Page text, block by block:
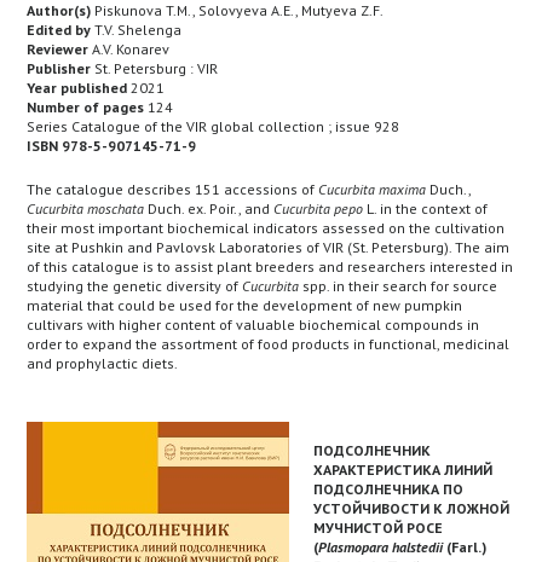
Author(s) Piskunova T.M., Solovyeva A.E., Mutyeva Z.F.
Edited by T.V. Shelenga
Reviewer A.V. Konarev
Publisher St. Petersburg : VIR
Year published 2021
Number of pages 124
Series Catalogue of the VIR global collection ; issue 928
ISBN 978-5-907145-71-9
The catalogue describes 151 accessions ofCucurbita maxima Duch.,
Cucurbita moschata Duch. ex. Poir., andCucurbita pepo L. in the context of
their most important biochemical indicators assessed on the cultivation
site at Pushkin and Pavlovsk Laboratories of VIR (St. Petersburg). The aim
of this catalogue is to assist plant breeders and researchers interested in
studying the genetic diversity ofCucurbita spp. in their search for source
material that could be used for the development of new pumpkin
cultivars with higher content of valuable biochemical compounds in
order to expand the assortment of food products in functional, medicinal
and prophylactic diets.
ПОДСОЛНЕЧНИК
ХАРАКТЕРИСТИКА ЛИНИЙ
ПОДСОЛНЕЧНИКА ПО
УСТОЙЧИВОСТИ К ЛОЖНОЙ
МУЧНИСТОЙ РОСЕ
(Plasmopara halstedii(Farl.)